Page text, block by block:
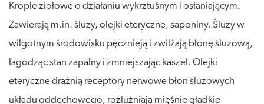
Krople ziołowe o działaniu wykrztuśnym i osłaniającym.
Zawierają m.in. śluzy, olejki eteryczne, saponiny. Śluzy w
wilgotnym środowisku pęcznieją i zwilżają błonę śluzową,
łagodząc stan zapalny i zmniejszając kaszel. Olejki
eteryczne drażnią receptory nerwowe błon śluzowych
układu oddechowego, rozluźniają mięśnie gładkie